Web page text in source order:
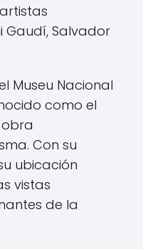
Salvador
Museu Nacional
como el
obra
Con su
ubicación
vistas
de la